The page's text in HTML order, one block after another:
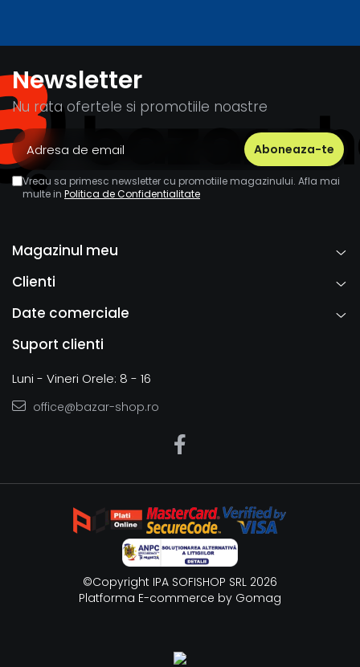
Newsletter
Nu rata ofertele si promotiile noastre
Vreau sa primesc newsletter cu promotiile magazinului. Afla mai
multe in Politica de Confidentialitate
Magazinul meu
Clienti
Date comerciale
Suport clienti
Luni - Vineri Orele: 8 - 16
office@bazar-shop.ro
©Copyright IPA SOFISHOP SRL 2026
Platforma E-commerce by Gomag